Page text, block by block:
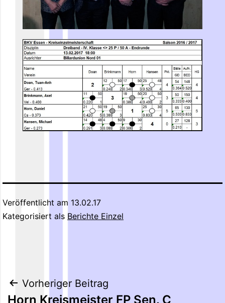
Veröffentlicht am 13.02.17
Kategorisiert als Berichte Einzel
Beitragsnavigation
Vorheriger Beitrag
Horn Kreismeister FP Sen. C